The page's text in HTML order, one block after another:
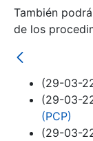
También
de los
(29-03-
(29-03-
(PCP)
(29-03-